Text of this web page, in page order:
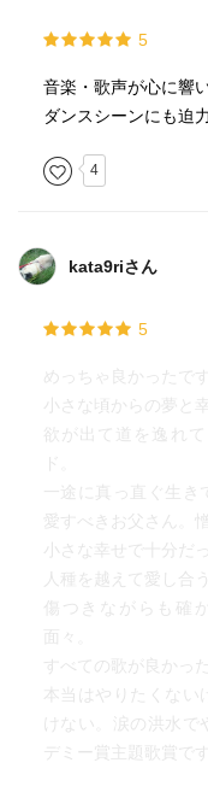
として吹き替えしてい
素晴らしくて鳥肌もの
少しエッジが入っ
May jさんや平原綾
が、別物だった
彼女は唯一無二
素晴らしかった
5
音楽・歌声が心に響
ダンスシーンにも迫
4
kata9riさん
5
めっちゃ良かったです
小さな頃からの夢と
欲が出て道を逸れ
ド。
一途に真っ直ぐ生き
愛すべきお父さん。
小さな幸せで十分だ
人種を越えて愛し合
傷つきながらも確
面々。
すべての歌が良かっ
本当はやりたくな
けない。涙の洪水で
デミー賞主題歌賞で